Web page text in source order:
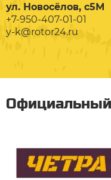
ул. Новосёлов, с5М
+7-950-407-01-01
y-k@rotor24.ru